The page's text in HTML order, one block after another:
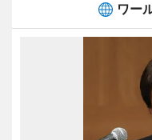
ワー